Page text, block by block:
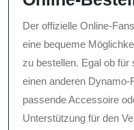
Der offizielle Online-
eine bequeme
zu bestellen. Egal ob
einen anderen Dynamo-
passende Accessoire
Unterstützung für den